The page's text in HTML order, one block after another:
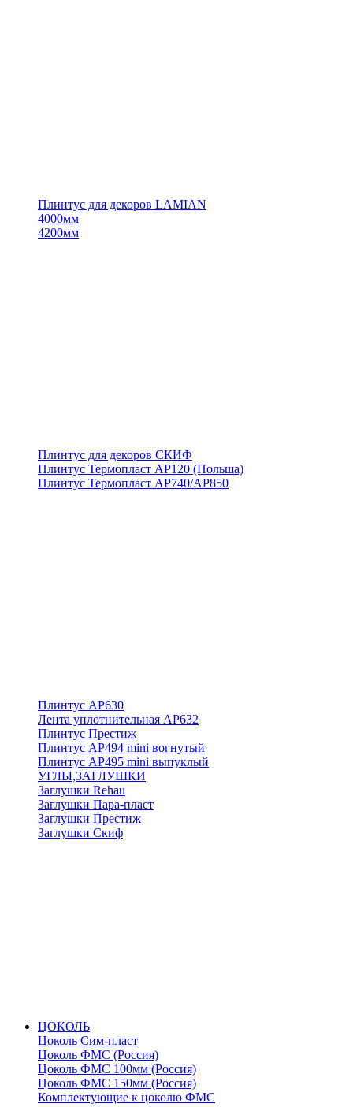
Плинтус для декоров LAMIAN
4000мм
4200мм
Плинтус для декоров СКИФ
Плинтус Термопласт АР120 (Польша)
Плинтус Термопласт АР740/АР850
Плинтус АР630
Лента уплотнительная АР632
Плинтус Престиж
Плинтус АР494 mini вогнутый
Плинтус АР495 mini выпуклый
УГЛЫ,ЗАГЛУШКИ
Заглушки Rehau
Заглушки Пара-пласт
Заглушки Престиж
Заглушки Скиф
ЦОКОЛЬ
Цоколь Сим-пласт
Цоколь ФМС (Россия)
Цоколь ФМС 100мм (Россия)
Цоколь ФМС 150мм (Россия)
Комплектующие к цоколю ФМС